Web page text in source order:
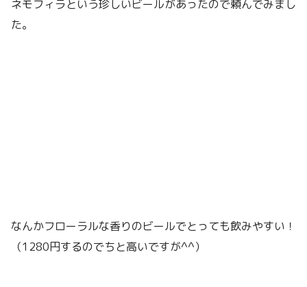
ネモフィラという珍しいビールがあったので頼んでみまし
た。
なんかフローラルな香りのビールでとっても飲みやすい！
（1280円するのでちと高いですが^^）